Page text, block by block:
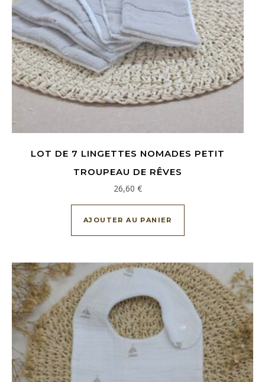
LOT DE 7 LINGETTES NOMADES PETIT
TROUPEAU DE RÊVES
26,60 €
AJOUTER AU PANIER